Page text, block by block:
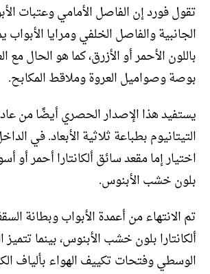
تقول فورد إن الفاصل الأمامي وعتبات
الجانبية والفاصل الخلفي ومرايا
بوصة وصواميل العروة وملاقط المكابح.
يستفيد هذا الإصدار الحصري أيضًا من
التيتانيوم بطباعة ثلاثية الأبعاد. في
اختيار إما مقعد سائق ألكانتارا أحمر أو
بلون خشب الأبنوس.
تم الانتهاء من أعمدة الأبواب وبطانة
ألكانتارا بلون خشب الأبنوس، بينما
الوسطي وفتحات تكييف الهواء بألياف